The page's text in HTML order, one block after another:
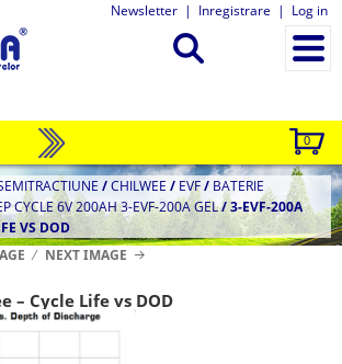
Newsletter | Inregistrare | Log in
0
/CHILWEE / EVF/ BATERIE
CYCLE 6V 200AH 3-EVF-200A GEL/3-EVF-200A
VS DOD
NEXT IMAGE
– Cycle Life vs DOD